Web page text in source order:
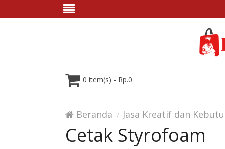
0 item(s) - Rp.0
Beranda Jasa Kreatif dan
Cetak Styrofoam